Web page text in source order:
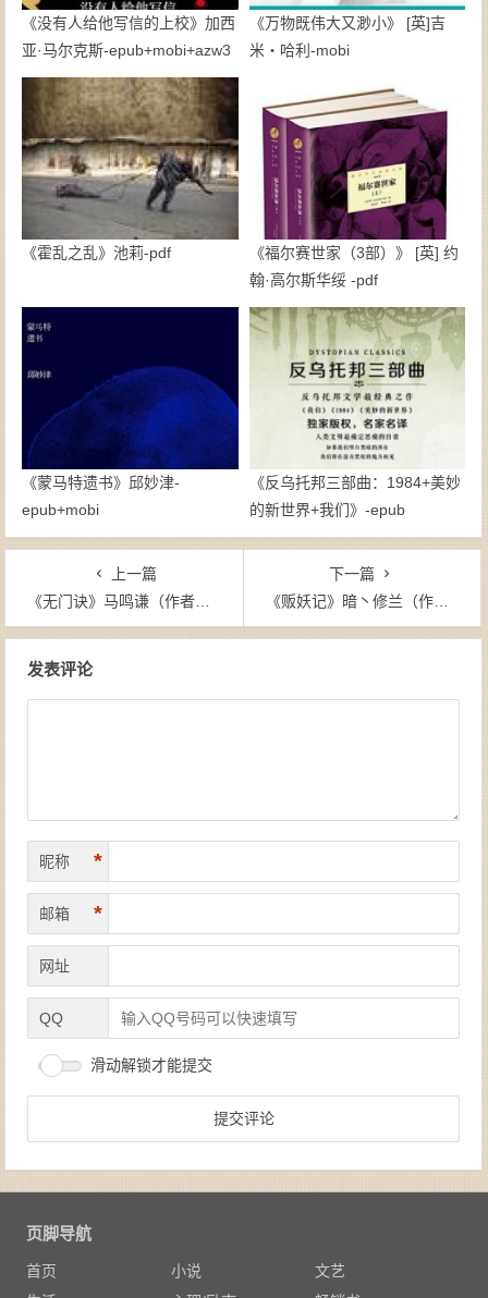
《没有人给他写信的上校》加西
亚·马尔克斯-epub+mobi+azw3
《万物既伟大又渺小》 [英]吉
米・哈利-mobi
《霍乱之乱》池莉-pdf
《福尔赛世家（3部）》 [英] 约
翰·高尔斯华绥 -pdf
《蒙马特遗书》邱妙津-
epub+mobi
《反乌托邦三部曲：1984+美妙
的新世界+我们》-epub
上一篇
《无门诀》马鸣谦（作者）-epub+mobi+azw3
下一篇
《贩妖记》暗丶修兰（作者）-epub+mobi
发表评论
昵称 *
邮箱 *
网址
QQ
滑动解锁才能提交
页脚导航
首页 小说
文艺